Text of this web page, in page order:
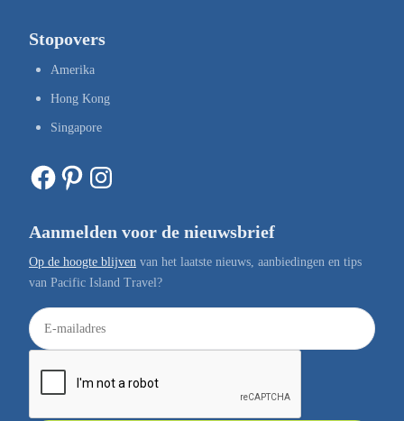
Stopovers
Amerika
Hong Kong
Singapore
Facebook Pinterest Instagram
Aanmelden voor de nieuwsbrief
Op de hoogte blijven van het laatste nieuws, aanbiedingen en tips
van Pacific Island Travel?
E
-